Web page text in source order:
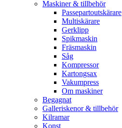
Maskiner & tillbehör
Passepartoutskärare
Multiskärare
Gerklipp
Spikmaskin
Fräsmaskin
Såg
Kompressor
Kartongsax
Vakumpress
Om maskiner
Begagnat
Galleriskenor & tillbehör
Kilramar
Konst